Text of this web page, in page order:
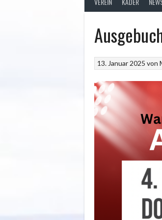
13. Januar 2025 von